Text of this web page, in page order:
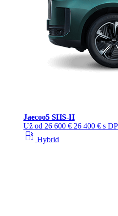
Jaecoo5 SHS-H
Už od 26 600 € 26 400 € s
local_gas_station Hybrid